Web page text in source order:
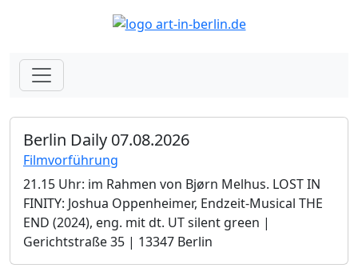
Berlin Daily 07.08.2026
Filmvorführung
21.15 Uhr: im Rahmen von Bjørn Melhus. LOST IN
FINITY: Joshua Oppenheimer, Endzeit-Musical THE
END (2024), eng. mit dt. UT silent green |
Gerichtstraße 35 | 13347 Berlin